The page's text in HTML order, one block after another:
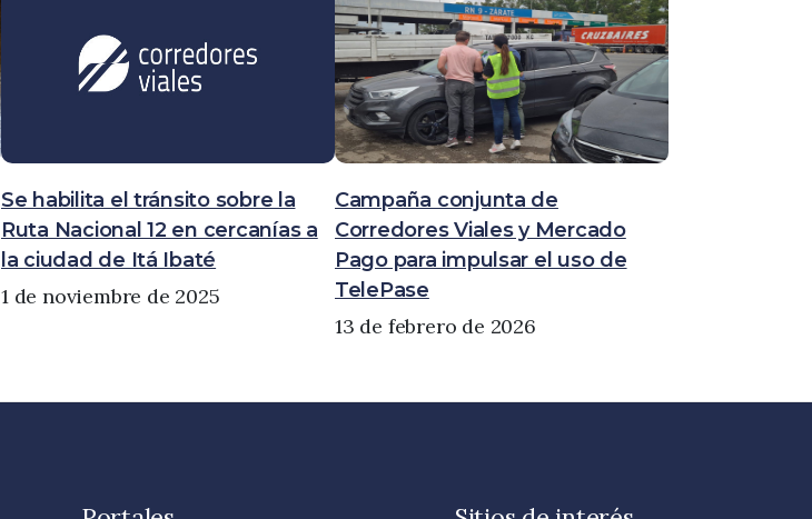
Se habilita el tránsito sobre la
Ruta Nacional 12 en cercanías a
la ciudad de Itá Ibaté
1 de noviembre de 2025
Campaña conjunta de
Corredores Viales y Mercado
Pago para impulsar el uso de
TelePase
13 de febrero de 2026